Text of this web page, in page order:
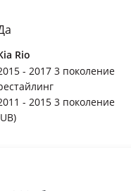
Rio
- 2017 3 поколение
- 2015 3 поколение